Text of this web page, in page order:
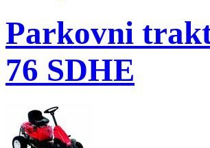
Parkovni
76 SDHE